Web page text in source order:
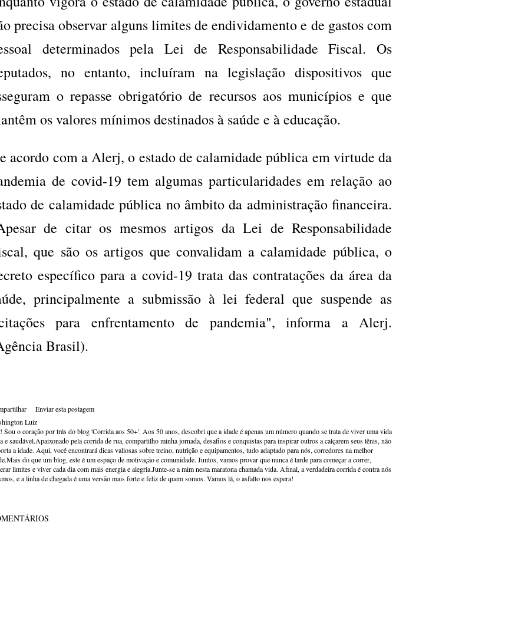
precisa observar alguns limites de endividamento e de gastos com
determinados pela Lei de Responsabilidade Fiscal. Os
no entanto, incluíram na legislação dispositivos que
o repasse obrigatório de recursos aos municípios e que
os valores mínimos destinados à saúde e à educação.
acordo com a Alerj, o estado de calamidade pública em virtude da
de covid-19 tem algumas particularidades em relação ao
de calamidade pública no âmbito da administração financeira.
de citar os mesmos artigos da Lei de Responsabilidade
que são os artigos que convalidam a calamidade pública, o
específico para a covid-19 trata das contratações da área da
principalmente a submissão à lei federal que suspende as
para enfrentamento de pandemia", informa a Alerj.
Brasil).
Enviar esta postagem
Luiz
Sou o coração por trás do blog 'Corrida aos 50+'. Aos 50 anos, descobri que a idade é apenas um número quando se trata de viver uma vida
e saudável.Apaixonado pela corrida de rua, compartilho minha jornada, desafios e conquistas para inspirar outros a calçarem seus tênis, não
a idade. Aqui, você encontrará dicas valiosas sobre treino, nutrição e equipamentos, tudo adaptado para nós, corredores na melhor
do que um blog, este é um espaço de motivação e comunidade. Juntos, vamos provar que nunca é tarde para começar a correr,
limites e viver cada dia com mais energia e alegria.Junte-se a mim nesta maratona chamada vida. Afinal, a verdadeira corrida é contra nós
e a linha de chegada é uma versão mais forte e feliz de quem somos. Vamos lá, o asfalto nos espera!